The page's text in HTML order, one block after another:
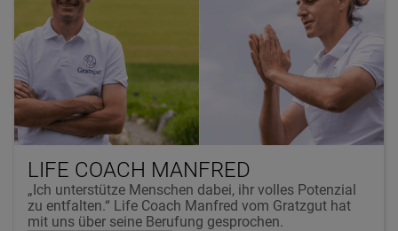
LIFE COACH MANFRED
„Ich unterstütze Menschen dabei, ihr volles Potenzial
zu entfalten.“ Life Coach Manfred vom Gratzgut hat
mit uns über seine Berufung gesprochen.